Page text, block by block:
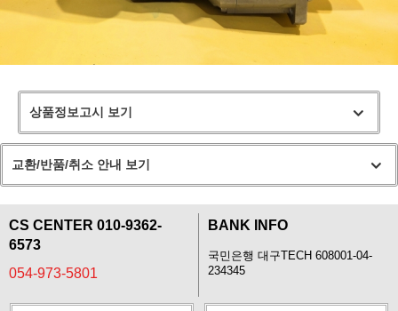
상품정보고시 보기
교환/반품/취소 안내 보기
CS CENTER 010-9362-
6573
054-973-5801
BANK INFO
국민은행 대구TECH 608001-04-
234345